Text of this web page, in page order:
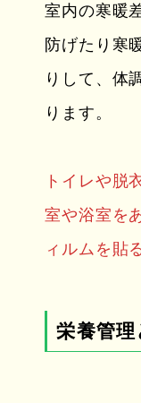
室内の寒暖
防げたり寒
りして、体
ります。
トイレや脱
室や浴室を
ィルムを貼
栄養管